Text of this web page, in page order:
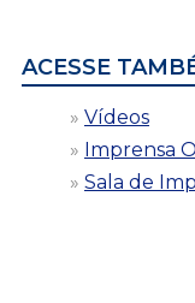
ACESSE
Vídeos
Imprensa
Sala de